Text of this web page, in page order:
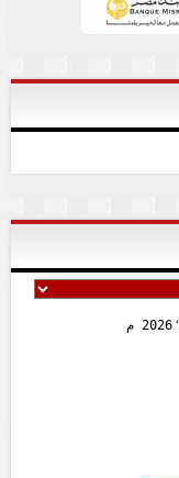
2026 م